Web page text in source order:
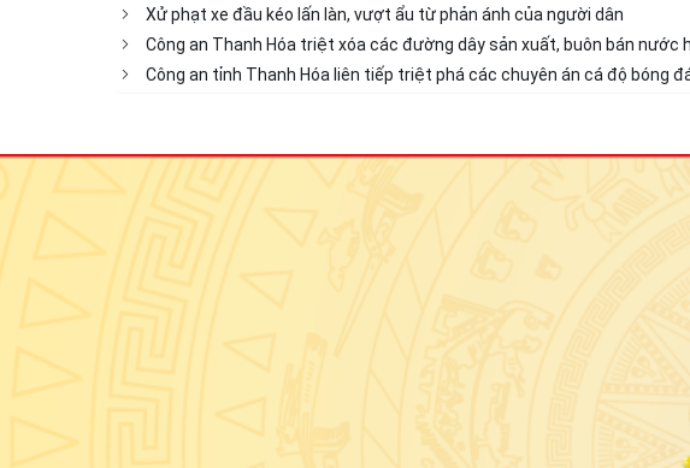
Xử phạt xe đầu kéo lấn làn, vượt ẩu từ phản ánh của người dân
Công an Thanh Hóa triệt xóa các đường dây sản xuất, buôn bán nước
Công an tỉnh Thanh Hóa liên tiếp triệt phá các chuyên án cá độ bóng